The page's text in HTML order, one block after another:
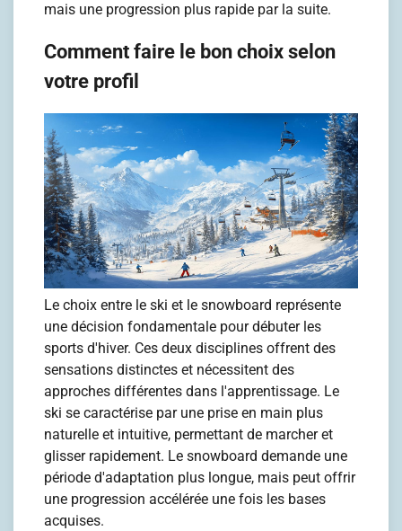
mais une progression plus rapide par la suite.
Comment faire le bon choix selon
votre profil
Le choix entre le ski et le snowboard représente
une décision fondamentale pour débuter les
sports d'hiver. Ces deux disciplines offrent des
sensations distinctes et nécessitent des
approches différentes dans l'apprentissage. Le
ski se caractérise par une prise en main plus
naturelle et intuitive, permettant de marcher et
glisser rapidement. Le snowboard demande une
période d'adaptation plus longue, mais peut offrir
une progression accélérée une fois les bases
acquises.